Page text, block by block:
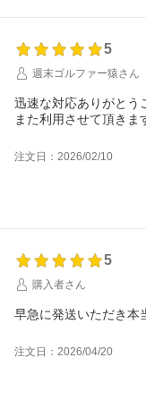
5
週末ゴルファー猿さん
迅速な対応ありがとう
また利用させて頂きま
注文日：2026/02/10
5
購入者さん
早急に発送いただき本
注文日：2026/04/20